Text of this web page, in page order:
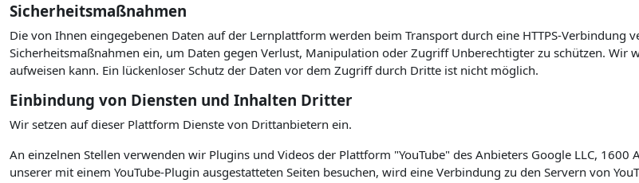
Sicherheitsmaßnahmen
Die von Ihnen eingegebenen Daten auf der Lernplattform werden beim Transport durch eine HTTPS-Verbindung
Sicherheitsmaßnahmen ein, um Daten gegen Verlust, Manipulation oder Zugriff Unberechtigter zu schützen.
aufweisen kann. Ein lückenloser Schutz der Daten vor dem Zugriff durch Dritte ist nicht möglich.
Einbindung von Diensten und Inhalten Dritter
Wir setzen auf dieser Plattform Dienste von Drittanbietern ein.
An einzelnen Stellen verwenden wir Plugins und Videos der Plattform "YouTube" des Anbieters Google LLC,
unserer mit einem YouTube-Plugin ausgestatteten Seiten besuchen, wird eine Verbindung zu den Servern von